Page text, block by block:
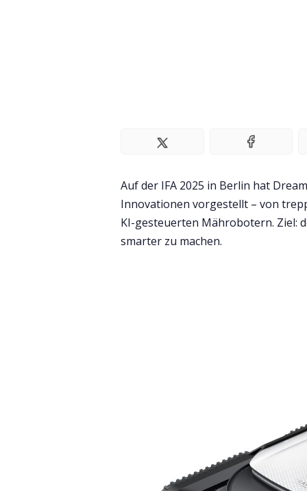
Auf der IFA 2025 in Berlin hat
Innovationen vorgestellt – von
KI-gesteuerten Mährobotern. Ziel:
smarter zu machen.